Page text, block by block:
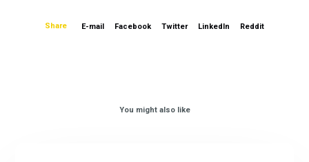
Share E-mail Facebook Twitter LinkedIn Reddit
You might also like